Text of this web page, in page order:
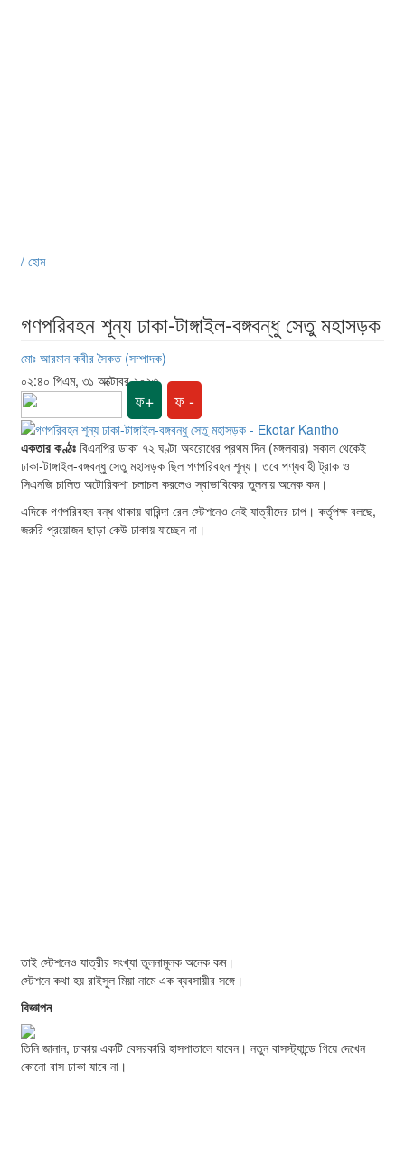
/ হোম
গণপরিবহন শূন্য ঢাকা-টাঙ্গাইল-বঙ্গবন্ধু সেতু মহাসড়ক
মোঃ আরমান কবীর সৈকত (সম্পাদক)
০২:৪০ পিএম, ৩১ অক্টোবর ২০২৩
ফ+ ফ -
একতার কণ্ঠঃ বিএনপির ডাকা ৭২ ঘণ্টা অবরোধের প্রথম দিন (মঙ্গলবার) সকাল থেকেই
ঢাকা-টাঙ্গাইল-বঙ্গবন্ধু সেতু মহাসড়ক ছিল গণপরিবহন শূন্য। তবে পণ্যবাহী ট্রাক ও
সিএনজি চালিত অটোরিকশা চলাচল করলেও স্বাভাবিকের তুলনায় অনেক কম।
এদিকে গণপরিবহন বন্ধ থাকায় ঘারিন্দা রেল স্টেশনেও নেই যাত্রীদের চাপ। কর্তৃপক্ষ বলছে,
জরুরি প্রয়োজন ছাড়া কেউ ঢাকায় যাচ্ছেন না।
তাই স্টেশনেও যাত্রীর সংখ্যা তুলনামূলক অনেক কম।
স্টেশনে কথা হয় রাইসুল মিয়া নামে এক ব্যবসায়ীর সঙ্গে।
বিজ্ঞাপন
তিনি জানান, ঢাকায় একটি বেসরকারি হাসপাতালে যাবেন। নতুন বাসস্ট্যান্ডে গিয়ে দেখেন
কোনো বাস ঢাকা যাবে না।